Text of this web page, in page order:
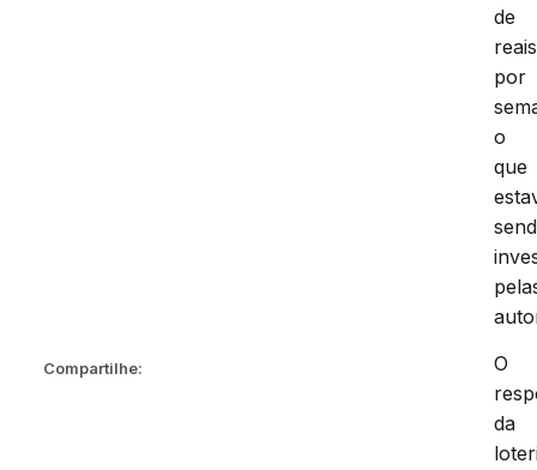
Compartilhe:
de
reais
por
o
que
O
da